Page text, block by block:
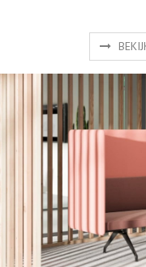
Producten
Gaat u voor het
combinatie van beide?